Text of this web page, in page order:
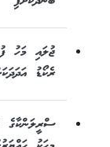
ޖުލައި މަހު
ރެކޯޑު
ސްރީލަންކާގެ